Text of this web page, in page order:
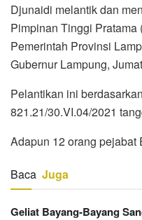
Djunaidi melantik dan
Pimpinan Tinggi
Pemerintah Provinsi
Gubernur Lampung,
Pelantikan ini
821.21/30.VI.04/2021
Adapun 12 orang pejabat
Baca Juga
Geliat Bayang-Bayang